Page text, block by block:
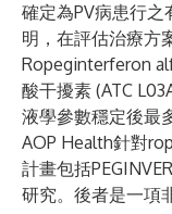
確定為PV病患行
明，在評估治療方
Ropeginterferon
酸干擾素 (ATC
液學參數穩定後最
AOP Health針對
計畫包括
研究。後者是一項